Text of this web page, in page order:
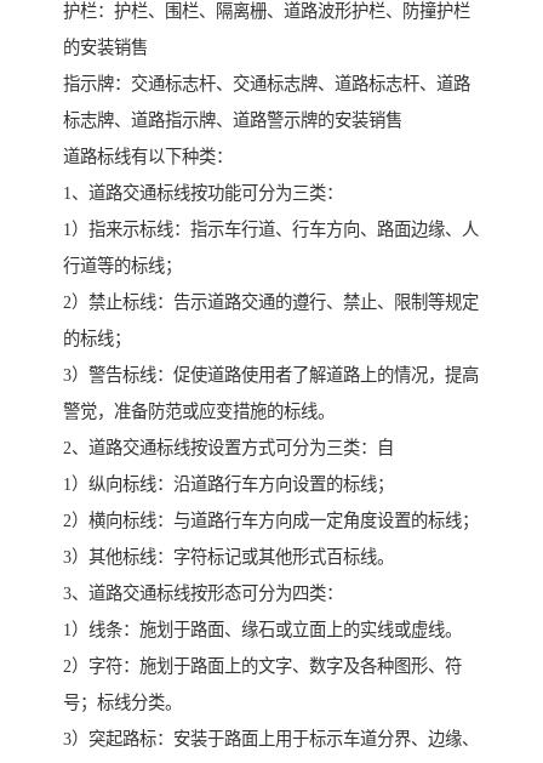
护栏：护栏、围栏、隔离栅、道路波形护栏、防撞护栏
的安装销售
指示牌：交通标志杆、交通标志牌、道路标志杆、道路
标志牌、道路指示牌、道路警示牌的安装销售
道路标线有以下种类：
1、道路交通标线按功能可分为三类：
1）指来示标线：指示车行道、行车方向、路面边缘、人
行道等的标线；
2）禁止标线：告示道路交通的遵行、禁止、限制等规定
的标线；
3）警告标线：促使道路使用者了解道路上的情况，提高
警觉，准备防范或应变措施的标线。
2、道路交通标线按设置方式可分为三类：自
1）纵向标线：沿道路行车方向设置的标线；
2）横向标线：与道路行车方向成一定角度设置的标线；
3）其他标线：字符标记或其他形式百标线。
3、道路交通标线按形态可分为四类：
1）线条：施划于路面、缘石或立面上的实线或虚线。
2）字符：施划于路面上的文字、数字及各种图形、符
号；标线分类。
3）突起路标：安装于路面上用于标示车道分界、边缘、